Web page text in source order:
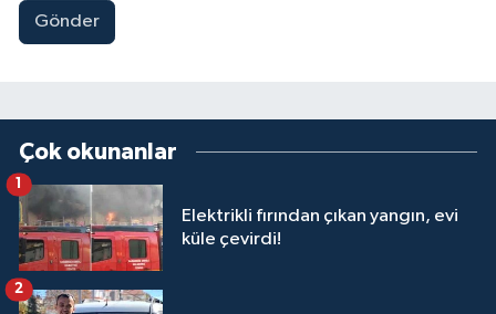
Gönder
Çok okunanlar
Elektrikli fırından çıkan yangın, evi
küle çevirdi!
1
2